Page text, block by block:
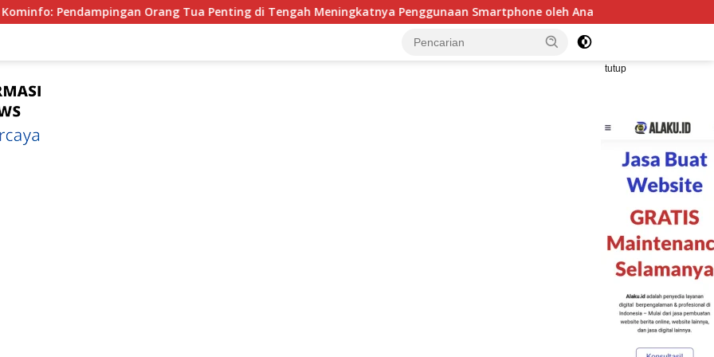
Tua Penting di Tengah Meningkatnya Penggunaan Smartphone oleh Anak Hukuman Bos PT DPM Diperberat,
tutup